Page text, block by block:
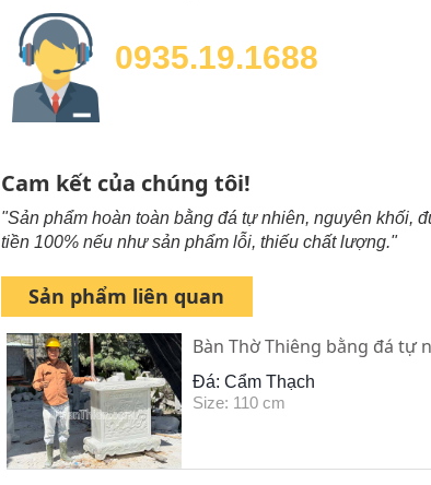
0935.19.1688
Cam kết của chúng tôi!
"Sản phẩm hoàn toàn bằng đá tự nhiên, nguyên khối,
tiền 100% nếu như sản phẩm lỗi, thiếu chất lượng."
Sản phẩm liên quan
Bàn Thờ Thiêng bằng đá tự
Đá: Cẩm Thạch
Size: 110 cm